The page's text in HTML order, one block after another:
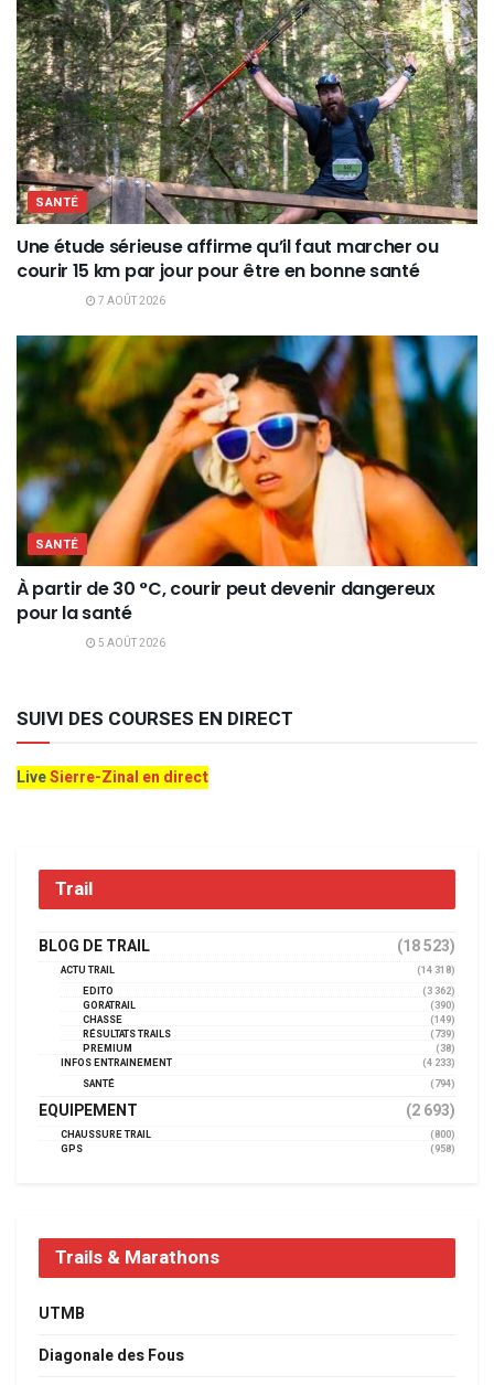
SANTÉ
Une étude sérieuse affirme qu’il faut marcher ou
courir 15 km par jour pour être en bonne santé
7 AOÛT 2026
SANTÉ
À partir de 30 °C, courir peut devenir dangereux
pour la santé
5 AOÛT 2026
SUIVI DES COURSES EN DIRECT
LiveSierre-Zinal en direct
Trail
BLOG DE TRAIL (18 523)
ACTU TRAIL
(14 318)
EDITO
(3 362)
GORATRAIL
(390)
CHASSE
(149)
RÉSULTATS TRAILS
(739)
PREMIUM
(38)
INFOS ENTRAINEMENT
(4 233)
SANTÉ
(794)
EQUIPEMENT (2 693)
CHAUSSURE TRAIL
(800)
GPS
(958)
Trails & Marathons
UTMB
Diagonale des Fous